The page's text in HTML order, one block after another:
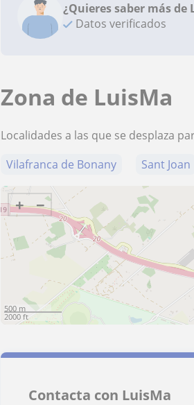
¿Quieres saber más de
Datos verificados
Zona de LuisMa
Localidades a las que se desplaza
Vilafranca de Bonany
Sant Joan
+ −
500 m
2000 ft
Contacta con LuisMa